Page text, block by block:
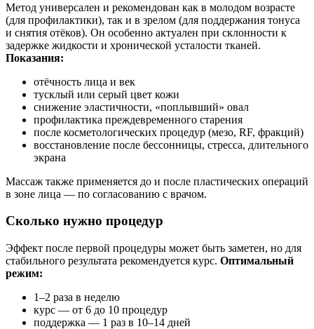
Метод универсален и рекомендован как в молодом возрасте
(для профилактики), так и в зрелом (для поддержания тонуса
и снятия отёков). Он особенно актуален при склонности к
задержке жидкости и хронической усталости тканей.
Показания:
отёчность лица и век
тусклый или серый цвет кожи
снижение эластичности, «поплывший» овал
профилактика преждевременного старения
после косметологических процедур (мезо, RF, фракций)
восстановление после бессонницы, стресса, длительного
экрана
Массаж также применяется до и после пластических операций
в зоне лица — по согласованию с врачом.
Сколько нужно процедур
Эффект после первой процедуры может быть заметен, но для
стабильного результата рекомендуется курс. Оптимальный
режим:
1–2 раза в неделю
курс — от 6 до 10 процедур
поддержка — 1 раз в 10–14 дней